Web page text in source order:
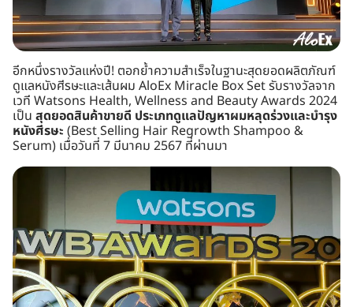
อีกหนึ่งรางวัลแห่งปี! ตอกย้ำความสำเร็จในฐานะสุดยอดผลิตภัณฑ์
ดูแลหนังศีรษะและเส้นผม AloEx Miracle Box Set รับรางวัลจาก
เวที Watsons Health, Wellness and Beauty Awards 2024
เป็น สุดยอดสินค้าขายดี ประเภทดูแลปัญหาผมหลุดร่วงและบำรุง
หนังศีรษะ (Best Selling Hair Regrowth Shampoo &
Serum) เมื่อวันที่ 7 มีนาคม 2567 ที่ผ่านมา